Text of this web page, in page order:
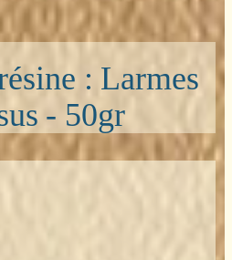
: Larmes
- 50gr